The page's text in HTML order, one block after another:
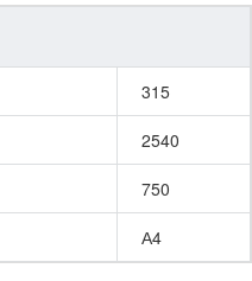
315
2540
750
А4